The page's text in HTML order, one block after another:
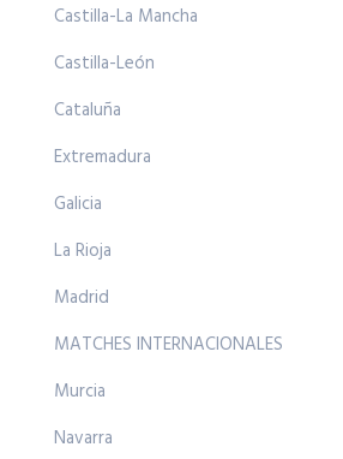
Castilla-La Mancha
Castilla-León
Cataluña
Extremadura
Galicia
La Rioja
Madrid
MATCHES INTERNACIONALES
Murcia
Navarra